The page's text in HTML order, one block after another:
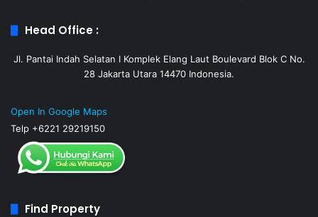
Head Office :
Jl. Pantai Indah Selatan I Komplek Elang Laut Boulevard Blok C No.
28 Jakarta Utara 14470 Indonesia.
Open In Google Maps
Telp +6221 29219150
Find Property